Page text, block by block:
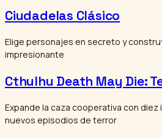
Ciudadelas Clásico
Elige personajes en secreto y
impresionante
Cthulhu Death May Die:
Expande la caza cooperativa con
nuevos episodios de terror